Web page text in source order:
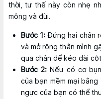
thời, tư thế này còn nhẹ
mông và đùi.
Bước 1:Đứng hai chân
và mở rộng thân mình
qua chân để kéo dài
Bước 2: Nếu có cơ
của bạn mềm mại
ngực của bạn có thể